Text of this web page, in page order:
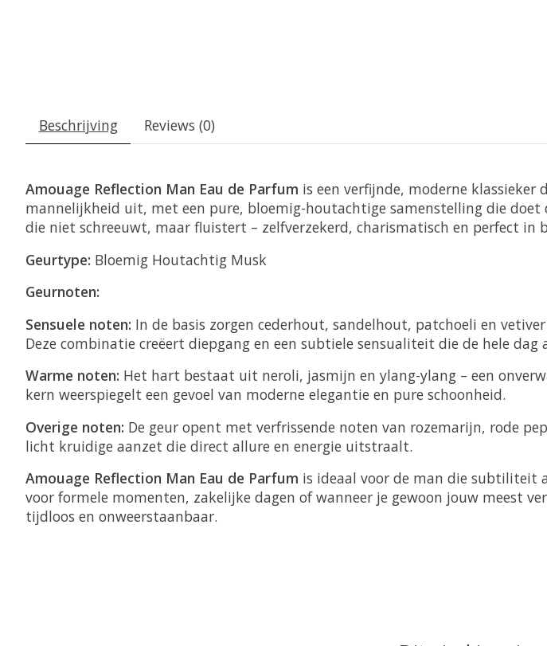
Beschrijving Reviews (0)
Amouage Reflection Man Eau de Parfum is een verfijnde, moderne
mannelijkheid uit, met een pure, bloemig-houtachtige samenstelling die doet
die niet schreeuwt, maar fluistert – zelfverzekerd, charismatisch en perfect in
Geurtype: Bloemig Houtachtig Musk
Geurnoten:
Sensuele noten: In de basis zorgen cederhout, sandelhout, patchoeli en
Deze combinatie creëert diepgang en een subtiele sensualiteit die de hele dag
Warme noten: Het hart bestaat uit neroli, jasmijn en ylang-ylang – een
kern weerspiegelt een gevoel van moderne elegantie en pure schoonheid.
Overige noten: De geur opent met verfrissende noten van rozemarijn, rode
licht kruidige aanzet die direct allure en energie uitstraalt.
Amouage Reflection Man Eau de Parfum is ideaal voor de man die subtiliteit
voor formele momenten, zakelijke dagen of wanneer je gewoon jouw meest
tijdloos en onweerstaanbaar.